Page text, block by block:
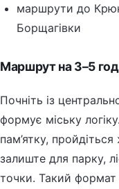
маршрути до
Борщагівки
Маршрут на 3–5
Почніть із
формує міську
пам’ятку,
залиште для парку,
точки. Такий